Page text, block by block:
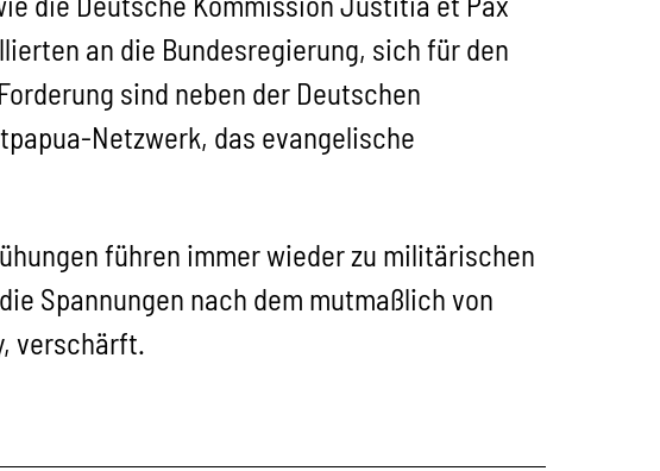
an die Bundesregierung, sich für den
sind neben der Deutschen
Netzwerk, das evangelische
führen immer wieder zu militärischen
Spannungen nach dem mutmaßlich von
verschärft.